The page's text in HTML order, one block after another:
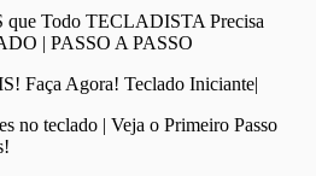
Todo TECLADISTA Precisa
| PASSO A PASSO
Faça Agora! Teclado Iniciante|
no teclado | Veja o Primeiro Passo